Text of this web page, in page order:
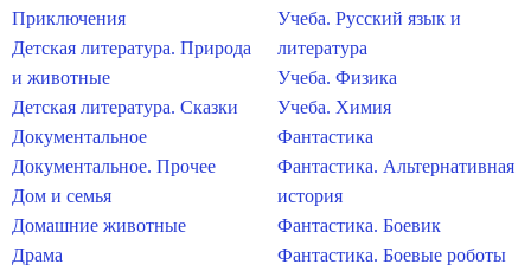
Приключения
Детская литература. Природа
и животные
Детская литература. Сказки
Документальное
Документальное. Прочее
Дом и семья
Домашние животные
Драма
Учеба. Русский язык и
литература
Учеба. Физика
Учеба. Химия
Фантастика
Фантастика. Альтернативная
история
Фантастика. Боевик
Фантастика. Боевые роботы